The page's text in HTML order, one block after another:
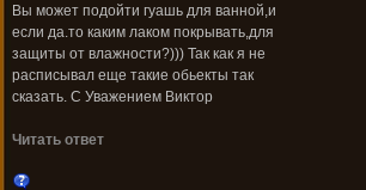
Вы может подойти гуашь для ванной,и
если да.то каким лаком покрывать,для
защиты от влажности?))) Так как я не
расписывал еще такие обьекты так
сказать. С Уважением Виктор
Читать ответ